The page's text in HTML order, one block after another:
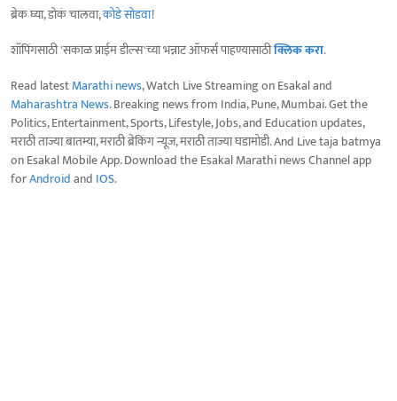
ब्रेक घ्या, डोकं चालवा,कोडे सोडवा!
शॉपिंगसाठी 'सकाळ प्राईम डील्स'च्या भन्नाट ऑफर्स पाहण्यासाठीक्लिक करा.
Read latestMarathi news, Watch Live Streaming on Esakal and
Maharashtra News. Breaking news from India, Pune, Mumbai. Get the
Politics, Entertainment, Sports, Lifestyle, Jobs, and Education updates,
मराठी ताज्या बातम्या, मराठी ब्रेकिंग न्यूज, मराठी ताज्या घडामोडी. And Live taja batmya
on Esakal Mobile App. Download the Esakal Marathi news Channel app
forAndroidand IOS.